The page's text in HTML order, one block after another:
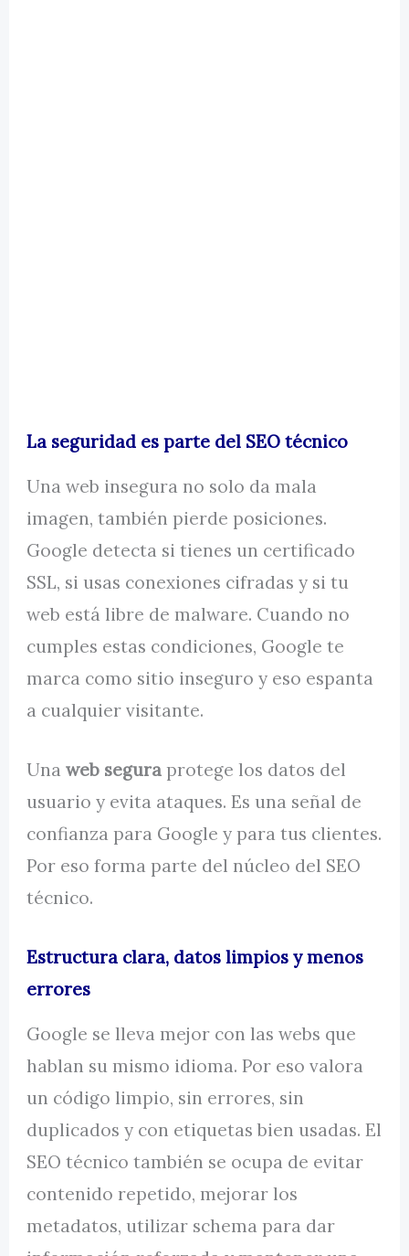
La seguridad es parte del SEO técnico
Una web insegura no solo da mala
imagen, también pierde posiciones.
Google detecta si tienes un certificado
SSL, si usas conexiones cifradas y si tu
web está libre de malware. Cuando no
cumples estas condiciones, Google te
marca como sitio inseguro y eso espanta
a cualquier visitante.
Unaweb segura protege los datos del
usuario y evita ataques. Es una señal de
confianza para Google y para tus clientes.
Por eso forma parte del núcleo del SEO
técnico.
Estructura clara, datos limpios y menos
errores
Google se lleva mejor con las webs que
hablan su mismo idioma. Por eso valora
un código limpio, sin errores, sin
duplicados y con etiquetas bien usadas. El
SEO técnico también se ocupa de evitar
contenido repetido, mejorar los
metadatos, utilizar schema para dar